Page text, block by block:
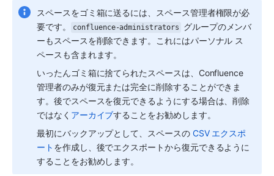
スペースをゴミ箱に送るには、スペース管理者権限が必
要です。
confluence-administrators
グループのメンバ
ーもスペースを削除できます。これにはパーソナル ス
ペースも含まれます。
いったんゴミ箱に捨てられたスペースは、Confluence
管理者のみが復元または完全に削除することができま
す。後でスペースを復元できるようにする場合は、削除
ではなく アーカイブすることをお勧めします。
最初にバックアップとして、スペースの CSV エクスポ
ート を作成し、後でエクスポートから復元できるように
することをお勧めします。